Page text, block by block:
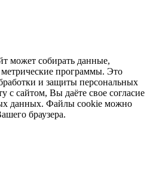
может собирать данные,
программы. Это
и защиты персональных
с сайтом, Вы даёте свое согласие
данных. Файлы cookie можно
браузера.